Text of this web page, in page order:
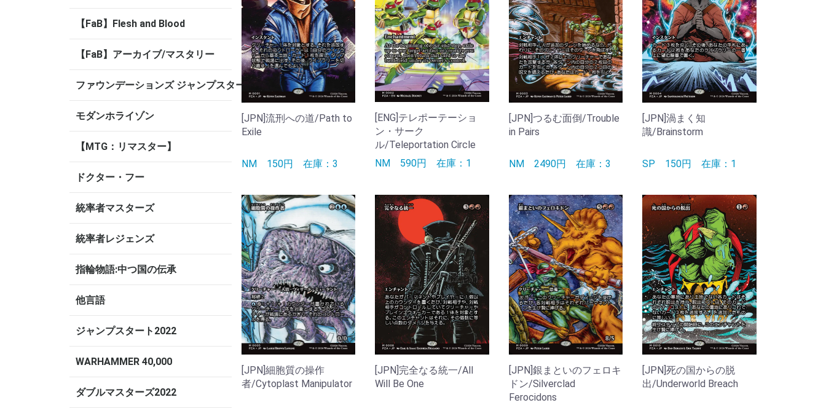
【FaB】Flesh and Blood
【FaB】アーカイブ/マスタリー
ファウンデーションズ ジャンプスタート
モダンホライゾン
【MTG：リマスター】
ドクター・フー
統率者マスターズ
統率者レジェンズ
指輪物語:中つ国の伝承
他言語
ジャンプスタート2022
WARHAMMER 40,000
ダブルマスターズ2022
[JPN]流刑への道/Path to
Exile
NM 150円 在庫：3
[ENG]テレポーテーショ
ン・サーク
ル/Teleportation Circle
NM 590円在庫：1
[JPN]つるむ面倒/Trouble
in Pairs
NM 2490円 在庫：3
[JPN]渦まく知
識/Brainstorm
SP 150円在庫：1
[JPN]細胞質の操作
者/Cytoplast Manipulator
[JPN]完全なる統一/All
Will Be One
[JPN]銀まといのフェロキ
ドン/Silverclad
Ferocidons
[JPN]死の国からの脱
出/Underworld Breach